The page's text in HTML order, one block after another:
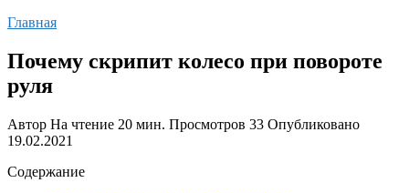
Главная
Почему скрипит колесо при повороте
руля
Автор На чтение 20 мин. Просмотров 33 Опубликовано
19.02.2021
Содержание